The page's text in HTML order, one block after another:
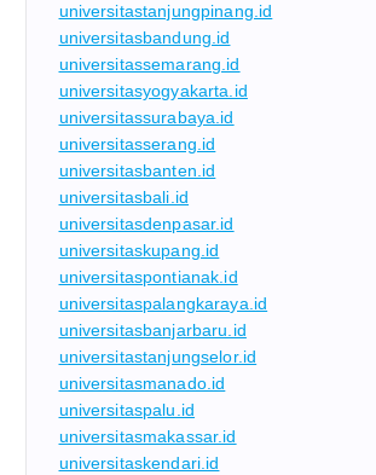
universitastanjungpinang.id
universitasbandung.id
universitassemarang.id
universitasyogyakarta.id
universitassurabaya.id
universitasserang.id
universitasbanten.id
universitasbali.id
universitasdenpasar.id
universitaskupang.id
universitaspontianak.id
universitaspalangkaraya.id
universitasbanjarbaru.id
universitastanjungselor.id
universitasmanado.id
universitaspalu.id
universitasmakassar.id
universitaskendari.id